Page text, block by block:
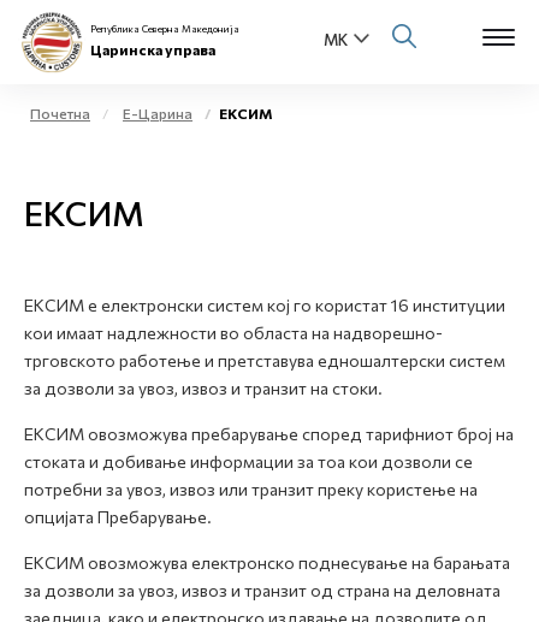
Бизнис заедница
Е-Царина
Република Северна Македонија
Царинска управа
Почетна Е-Царина ЕКСИМ
ЕКСИМ
ЕКСИМ e електронски систем кој го користат 16 институции
кои имаат надлежности во областа на надворешно-
трговското работење и претставува едношалтерски систем
за дозволи за увоз, извоз и транзит на стоки.
ЕКСИМ овозможува пребарување според тарифниот број на
стоката и добивање информации за тоа кои дозволи се
потребни за увоз, извоз или транзит преку користење на
опцијата Пребарување.
ЕКСИМ овозможува електронско поднесување на барањата
за дозволи за увоз, извоз и транзит од страна на деловната
заедница, како и електронско издавање на дозволите од